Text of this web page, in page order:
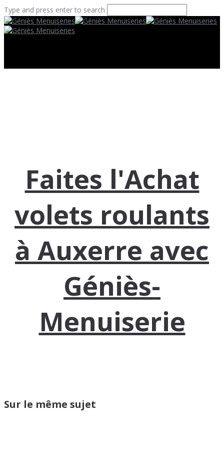
Type and press enter to search
Faites l'Achat
volets roulants
à Auxerre avec
Géniès-
Menuiserie
Sur le même sujet